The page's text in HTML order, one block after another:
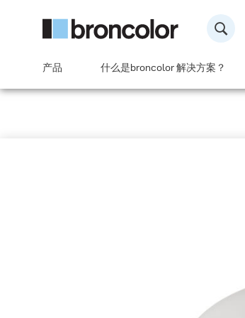
产品 什么是broncolor 解决方案？